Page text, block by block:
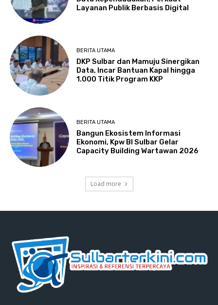
Layanan Publik Berbasis Digital
BERITA UTAMA
DKP Sulbar dan Mamuju Sinergikan
Data, Incar Bantuan Kapal hingga
1.000 Titik Program KKP
BERITA UTAMA
Bangun Ekosistem Informasi
Ekonomi, Kpw BI Sulbar Gelar
Capacity Building Wartawan 2026
Load more